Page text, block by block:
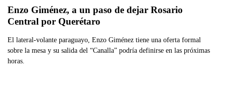
Enzo Giménez, a un paso de dejar Rosario
Central por Querétaro
El lateral-volante paraguayo, Enzo Giménez tiene una oferta formal
sobre la mesa y su salida del “Canalla” podría definirse en las próximas
horas.